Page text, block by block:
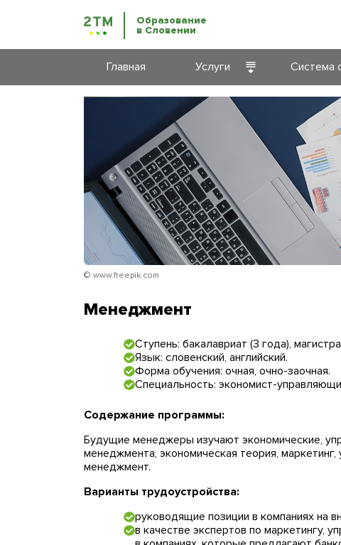
Образование
в Словении
Главная Услуги
Курсы
словенского
Образование
в Словении
ВНЖ
Словении
Бизнес-
Система
Сроки
Высшее
взрослых
© www.freepik.com
Менеджмент
Ступень: бакалавриат (3 года),
Язык: словенский, английский.
Форма обучения: очная, очно-заочная.
Специальность: экономист-
Содержание программы:
Будущие менеджеры изучают экономические,
менеджмента, экономическая теория,
менеджмент.
Варианты трудоустройства:
руководящие позиции в компаниях на
в качестве экспертов по маркетингу,